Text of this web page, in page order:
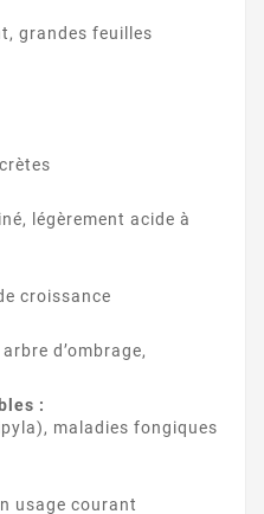
grandes feuilles
légèrement acide à
croissance
d’ombrage,
:
maladies fongiques
usage courant